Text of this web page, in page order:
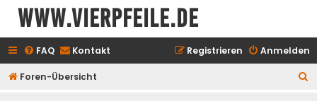
www.vierpfeile.de
FAQ Kontakt Anmelden
Registrieren
Foren-Übersicht